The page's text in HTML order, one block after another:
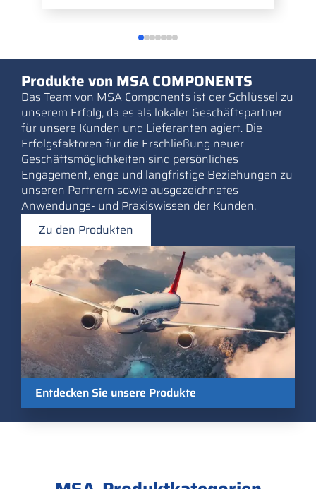
Produkte von MSA COMPONENTS
Das Team von MSA Components ist der Schlüssel zu
unserem Erfolg, da es als lokaler Geschäftspartner
für unsere Kunden und Lieferanten agiert. Die
Erfolgsfaktoren für die Erschließung neuer
Geschäftsmöglichkeiten sind persönliches
Engagement, enge und langfristige Beziehungen zu
unseren Partnern sowie ausgezeichnetes
Anwendungs- und Praxiswissen der Kunden.
Zu den Produkten
Entdecken Sie unsere Produkte